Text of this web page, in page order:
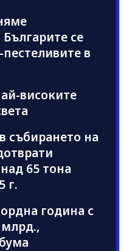
се
в
високите
събирането на
65 тона
г.
година с
млрд.,